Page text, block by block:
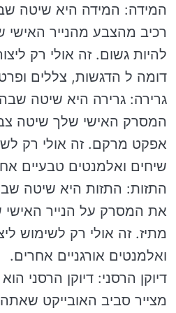
המידה: המידה היא שיטה
רכיב מהצבע מהנייר
להיות גשום. זה אולי רק
דומה ל הדגשות, צללים
גרירה: גרירה היא שיטה
המסרק האישי שלך שיטה
אפקט מרקם. זה אולי רק
שיחים ואלמנטים טבעיים
התזות: התזות היא שיטה
את המסרק על הנייר האישי
מתיז. זה אולי רק לשימוש
ואלמנטים אורגניים אחרים.
דיוקן הרסני: דיוקן הרסני
מצייר סביב האובייקט